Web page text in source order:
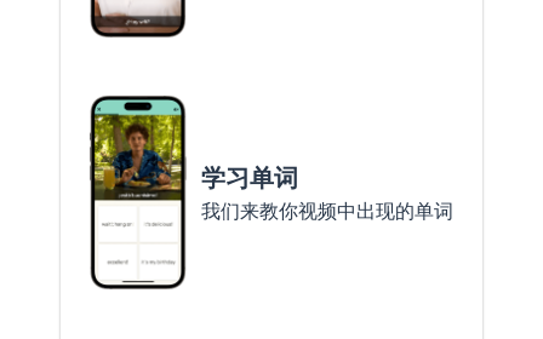
学习单词
我们来教你视频中出现的单词